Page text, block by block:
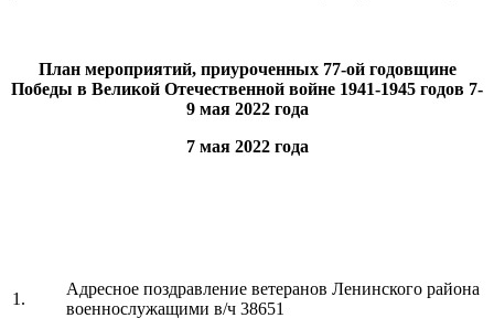
План мероприятий, приуроченных 77-ой годовщине
Победы в Великой Отечественной войне 1941-1945 годов 7-
9 мая 2022 года
7 мая 2022 года
1.
Адресное поздравление ветеранов Ленинского района
военнослужащими в/ч 38651